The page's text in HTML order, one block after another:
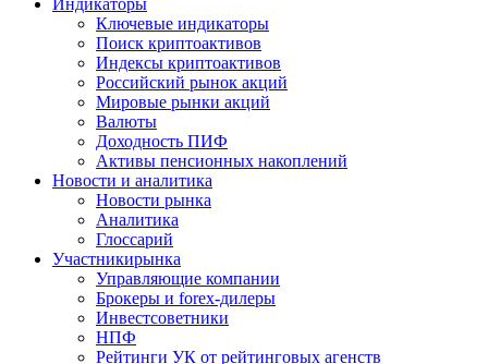
Ключевые индикаторы
Поиск криптоактивов
Индексы криптоактивов
Российский рынок акций
Мировые рынки акций
Валюты
Доходность ПИФ
Активы пенсионных накоплений
Новости и аналитика
Новости рынка
Аналитика
Глоссарий
Участникирынка
Управляющие компании
Брокеры и forex-дилеры
Инвестсоветники
НПФ
Рейтинги УК от рейтинговых агенств